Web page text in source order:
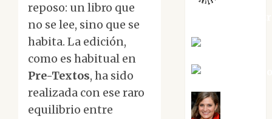
reposo: un libro que
no se lee, sino que se
habita. La edición,
como es habitual en
Pre-Textos, ha sido
realizada con ese raro
equilibrio entre